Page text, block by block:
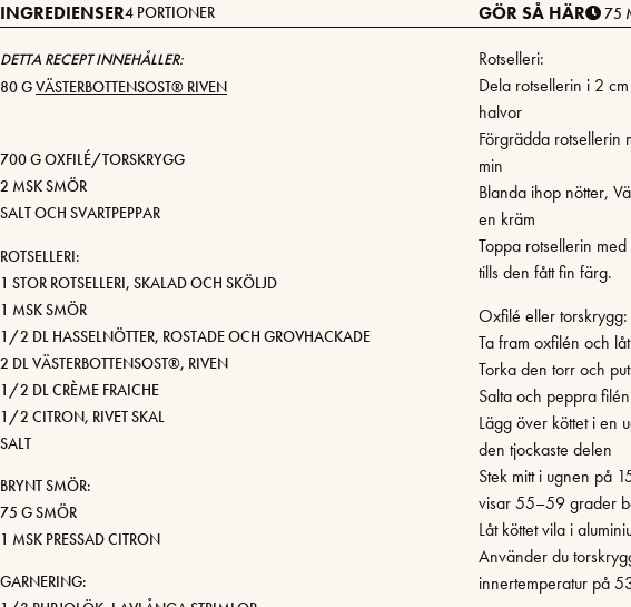
INGREDIENSER4 PORTIONER
DETTA RECEPT INNEHÅLLER:
80 GVÄSTERBOTTENSOST® RIVEN
700 G OXFILÉ/TORSKRYGG
2 MSK SMÖR
SALT OCH SVARTPEPPAR
ROTSELLERI:
1 STOR ROTSELLERI, SKALAD OCH SKÖLJD
1 MSK SMÖR
1/2 DL HASSELNÖTTER, ROSTADE OCH GROVHACKADE
2 DL VÄSTERBOTTENSOST®, RIVEN
1/2 DL CRÈME FRAICHE
1/2 CITRON, RIVET SKAL
SALT
BRYNT SMÖR:
75 G SMÖR
1 MSK PRESSAD CITRON
GARNERING:
GÖR SÅ HÄR 75
Rotselleri:
Dela rotsellerin i 2
halvor
Förgrädda
min
Blanda ihop nötter,
en kräm
Toppa rotsellerin
tills den fått fin färg.
Oxfilé eller torskrygg:
Ta fram oxfilén och
Torka den torr och
Salta och peppra
Lägg över köttet i en
den tjockaste delen
Stek mitt i ugnen på
visar 55–59 grader
Låt köttet vila i
Använder du
innertemperatur på